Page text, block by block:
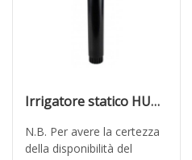
Irrigatore statico HUNTER modello PSU-04 12A alzo cm 10
N.B. Per avere la certezza
della disponibilità del